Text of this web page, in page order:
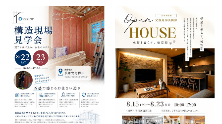
全国の展示場
北海道
札幌
東北
お近くのイベント
北海道
札幌
札幌
小樽
東北